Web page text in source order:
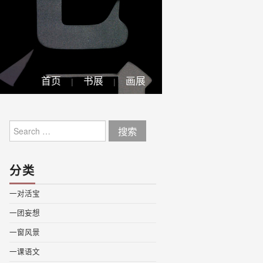
首页 书展 画展
for:
分类
一对活宝
一团妄想
一窗风景
一课语文